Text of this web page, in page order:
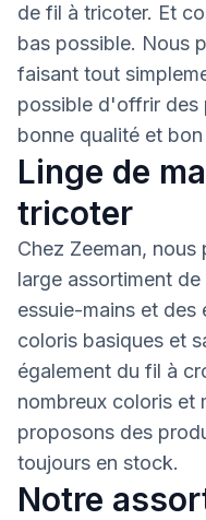
de fil à tricoter. Et
bas possible. Nous
faisant tout
possible d'offrir des
bonne qualité et bon
Linge de
tricoter
Chez Zeeman,
large assortiment
essuie-mains et des
coloris basiques et
également du fil à
nombreux coloris et
proposons des
toujours en stock.
Notre